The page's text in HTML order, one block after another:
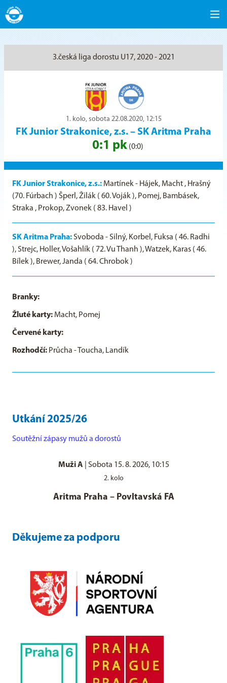
3.česká liga dorostu U17, 2020 - 2021
1. kolo, sobota 22.08.2020, 12:15
FK Junior Strakonice, z.s. – SK Aritma Praha
0:1 pk (0:0)
FK Junior Strakonice, z.s.: Martínek - Hájek, Macht , Hrašný
(70. Fúrbach ) Šperl, Žilák ( 60. Voják ), Pomej, Bambásek,
Straka , Prokop, Zvonek ( 83. Havel )
SK Aritma Praha: Svoboda - Silný, Korbel, Fuksa ( 46. Radhi
), Strejc, Holler, Vošahlík ( 72. Vu Thanh ), Watzek, Karas ( 46.
Bílek ), Brewer, Janda ( 64. Chrobok )
Branky:
Žluté karty: Macht, Pomej
Červené karty:
Rozhodčí: Průcha - Toucha, Landík
Utkání 2025/26
Soutěžní zápasy mužů a dorostů
Muži A Sobota 15. 8. 2026, 10:15
2. kolo
Aritma Praha – Povltavská FA
Děkujeme za podporu